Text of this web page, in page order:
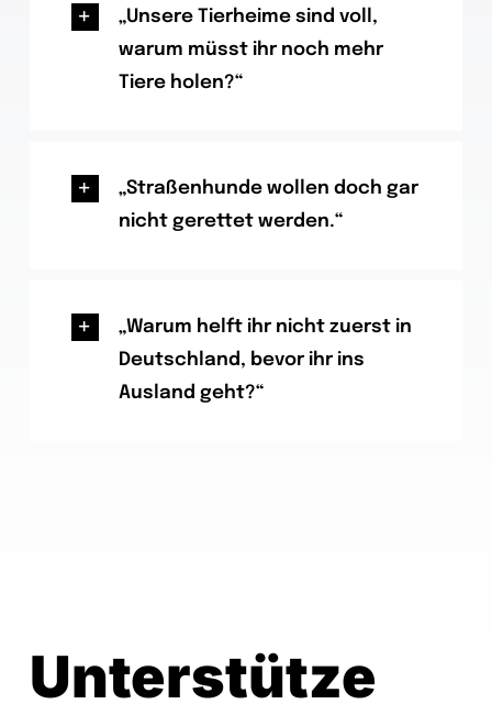
„Unsere Tierheime sind voll,
warum müsst ihr noch mehr
Tiere holen?“
„Straßenhunde wollen doch gar
nicht gerettet werden.“
„Warum helft ihr nicht zuerst in
Deutschland, bevor ihr ins
Ausland geht?“
Unterstütze